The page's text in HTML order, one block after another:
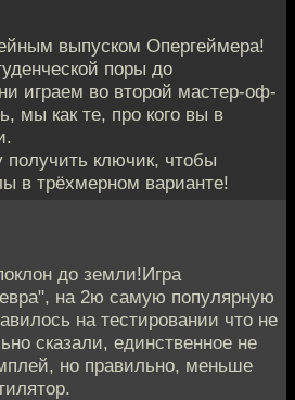
выпуском Опергеймера!
поры до
играем во второй мастер-оф-
мы как те, про кого вы в
ключик, чтобы
в трёхмерном варианте!
до земли!Игра
на 2ю самую популярную
на тестировании что не
сказали, единственное не
но правильно, меньше